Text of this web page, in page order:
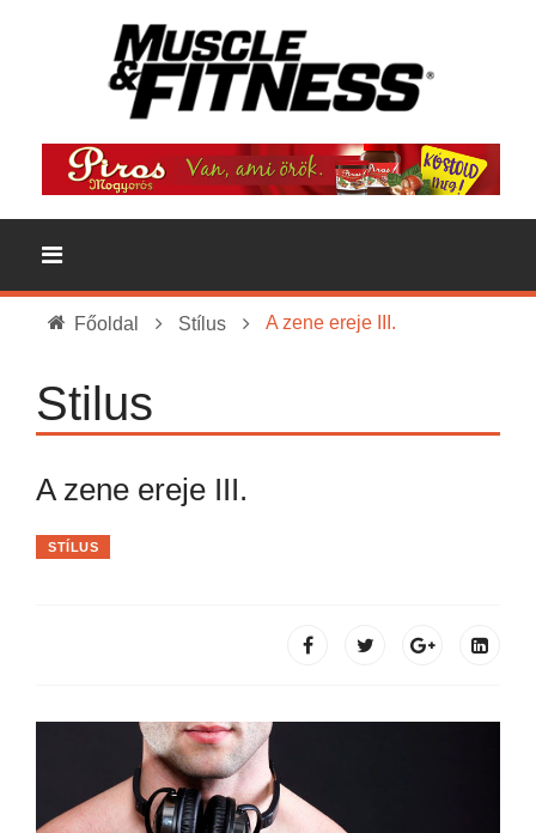
Főoldal Stílus A zene ereje III.
Stilus
A zene ereje III.
STÍLUS